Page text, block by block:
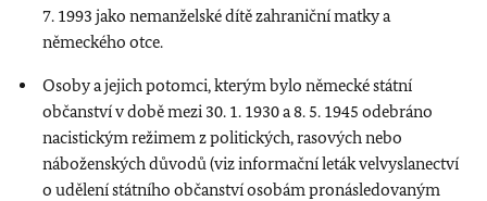
7. 1993 jako nemanželské dítě zahraniční matky a
německého otce.
Osoby a jejich potomci, kterým bylo německé státní
občanství v době mezi 30. 1. 1930 a 8. 5. 1945 odebráno
nacistickým režimem z politických, rasových nebo
náboženských důvodů (viz informační leták velvyslanectví
o udělení státního občanství osobám pronásledovaným